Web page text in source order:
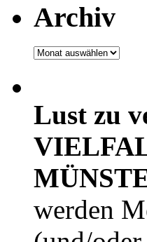
Archiv
Archiv
Lust zu
werden